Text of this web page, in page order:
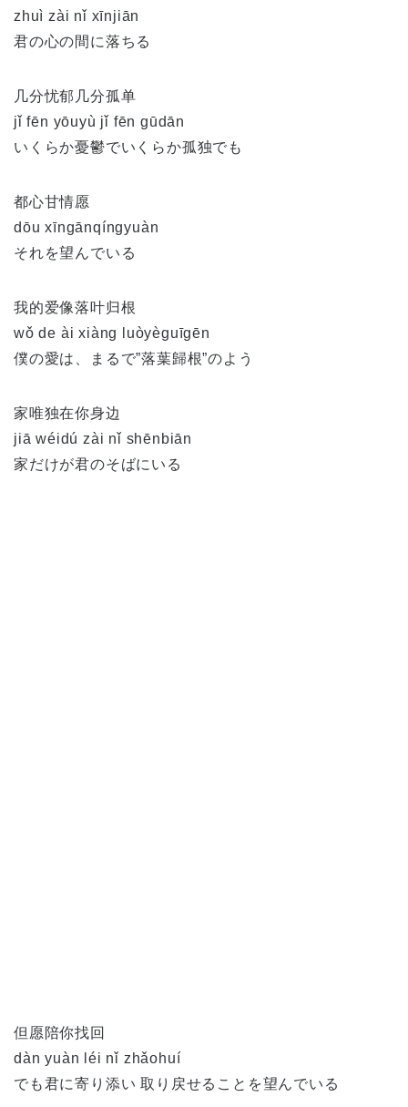
zhuì zài nǐ xīnjiān
君の心の間に落ちる
几分忧郁几分孤单
jǐ fēn yōuyù jǐ fēn gūdān
いくらか憂鬱でいくらか孤独でも
都心甘情愿
dōu xīngānqíngyuàn
それを望んでいる
我的爱像落叶归根
wǒ de ài xiàng luòyèguīgēn
僕の愛は、まるで”落葉歸根”のよう
家唯独在你身边
jiā wéidú zài nǐ shēnbiān
家だけが君のそばにいる
但愿陪你找回
dàn yuàn léi nǐ zhǎohuí
でも君に寄り添い 取り戻せることを望んでいる